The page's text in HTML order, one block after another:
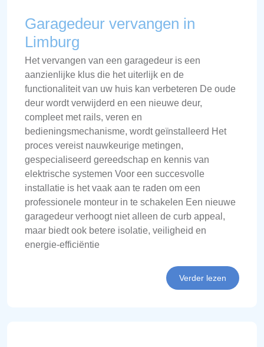
Garagedeur vervangen in
Limburg
Het vervangen van een garagedeur is een
aanzienlijke klus die het uiterlijk en de
functionaliteit van uw huis kan verbeteren De oude
deur wordt verwijderd en een nieuwe deur,
compleet met rails, veren en
bedieningsmechanisme, wordt geïnstalleerd Het
proces vereist nauwkeurige metingen,
gespecialiseerd gereedschap en kennis van
elektrische systemen Voor een succesvolle
installatie is het vaak aan te raden om een
professionele monteur in te schakelen Een nieuwe
garagedeur verhoogt niet alleen de curb appeal,
maar biedt ook betere isolatie, veiligheid en
energie-efficiëntie
Verder lezen